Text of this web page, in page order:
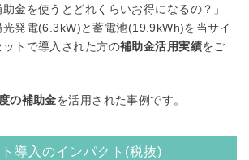
助金を使うとどれくらいお得になるの？」
発電(6.3kW)と蓄電池(19.9kWh)を当サイ
ットで導入された方の補助金活用実績をご
の補助金を活用された事例です。
導入のインパクト(税抜)